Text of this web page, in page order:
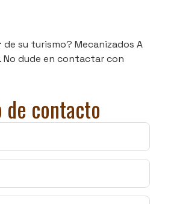
de su turismo? Mecanizados A
. No dude en contactar con
de contacto